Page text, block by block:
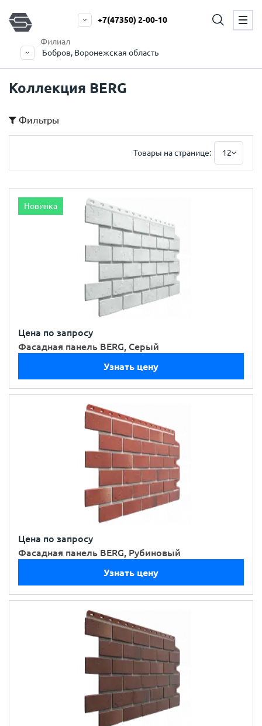
Филиал
Бобров, Воронежская область
+7(47350) 2-00-10
Коллекция BERG
Фильтры
Товары на странице: 12
Новинка
Цена по запросу
Фасадная панель BERG, Серый
Узнать цену
Цена по запросу
Фасадная панель BERG, Рубиновый
Узнать цену